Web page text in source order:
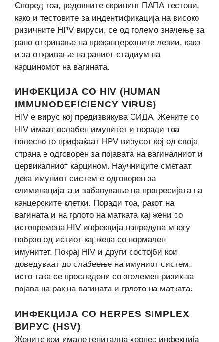
Според тоа, редовните скрининг ПАПА тестови,
како и тестовите за индентификација на високо
ризичните HPV вируси, се од големо значење за
рано откривање на преканцерозните лезии, како
и за откривање на раниот стадиум на
карциномот на вагината.
ИНФЕКЦИЈА СО HIV (HUMAN
IMMUNODEFICIENCY VIRUS)
HIV е вирус кој предизвикува СИДА. Жените со
HIV имаат ослабен имунитет и поради тоа
полесно го прифаќаат HPV вирусот кој од своја
страна е одговорен за појавата на вагиналниот и
цервикалниот карцином. Научниците сметаат
дека имуниот систем е одговорен за
елиминацијата и забавување на прогресијата на
канцерските клетки. Поради тоа, ракот на
вагината и на грлото на матката кај жени со
истовремена HIV инфекција напредува многу
побрзо од истиот кај жена со нормален
имунитет. Покрај HIV и други состојби кои
доведуваат до слабеење на имуниот систем,
исто така се проследени со зголемен ризик за
појава на рак на вагината и грлото на матката.
ИНФЕКЦИЈА СО HERPES SIMPLEX
ВИРУС (HSV)
Жените кои имале генитална херпес инфекција